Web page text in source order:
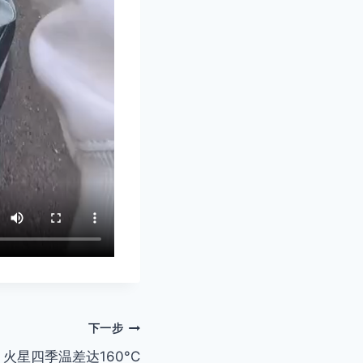
下一步
火星四季温差达160°C